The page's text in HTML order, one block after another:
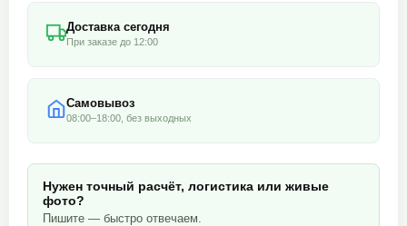
Доставка сегодня
При заказе до 12:00
Самовывоз
08:00–18:00, без выходных
Нужен точный расчёт, логистика или живые
фото?
Пишите — быстро отвечаем.